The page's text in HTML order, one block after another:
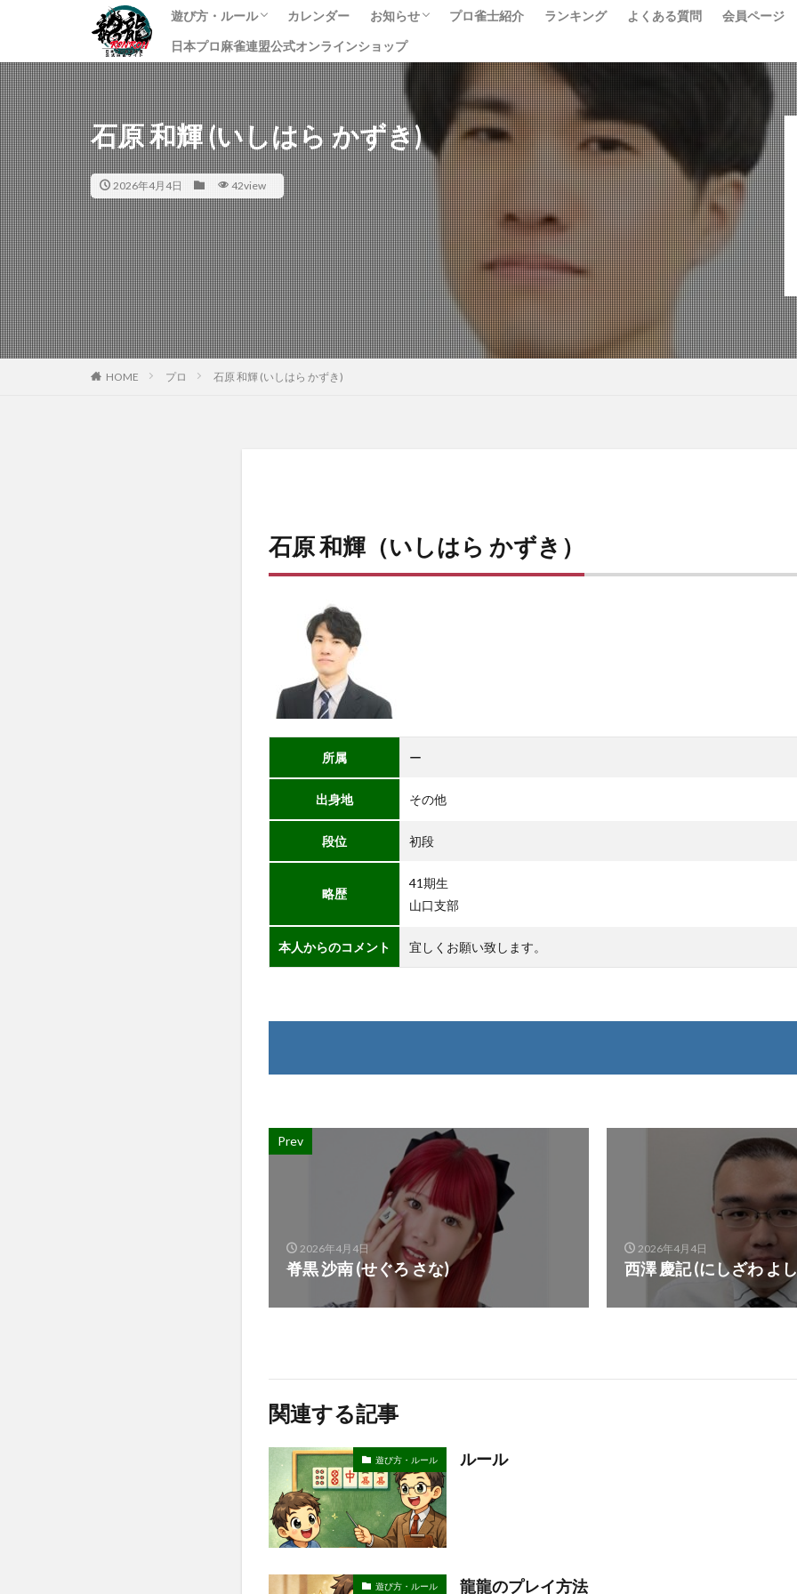
遊び方・ルール
龍龍のプレイ方法
ルール
課金方法
カレンダー お知らせ
イベント
ニュース
すべて
プロ雀士紹介 ランキング よくある質問
会員ページ
日本プロ麻雀連盟公式オンラインショップ
石原 和輝 (いしはら かずき)
2026年4月4日 42view
HOME プロ 石原 和輝 (いしはら かずき)
石原 和輝（いしはら かずき）
所属 ー
出身地 その他
段位 初段
略歴
41期生
山口支部
本人からのコメント 宜しくお願い致します。
Prev
2026年4月4日
脊黒 沙南 (せぐろ さな)
2026年4月4日
西澤 慶記 (にしざわ よ
関連する記事
遊び方・ルール ルール
遊び方・ルール 龍龍のプレイ方法